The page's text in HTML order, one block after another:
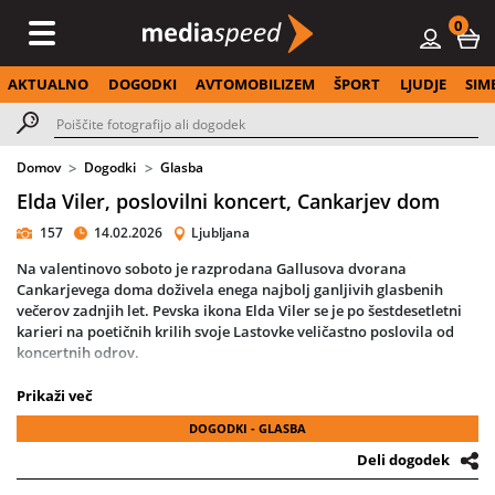
0
AKTUALNO DOGODKI AVTOMOBILIZEM ŠPORT LJUDJE
Domov Dogodki Glasba
Elda Viler, poslovilni koncert, Cankarjev dom
157 14.02.2026 Ljubljana
Na valentinovo soboto je razprodana Gallusova dvorana
Cankarjevega doma doživela enega najbolj ganljivih glasbenih
večerov zadnjih let. Pevska ikona Elda Viler se je po šestdesetletni
karieri na poetičnih krilih svoje Lastovke veličastno poslovila od
koncertnih odrov.
Ob spremljavi Revijskega orkestra RTV Slovenija pod vodstvom
uspešnic, med njimi Zlati prah imaš v očeh, Lastovke, Ti si moja
ljubezen in Nora misel. Že ob uvodnih taktih je dvorana zadihala
skupaj z umetnico, ki je s toplino in iskrenostjo še enkrat dokazala,
Prikaži več
DOGODKI - GLASBA
Deli dogodek